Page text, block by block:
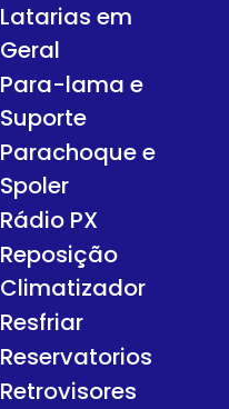
Latarias em
Geral
Para-lama e
Suporte
Parachoque e
Spoler
Rádio PX
Reposição
Climatizador
Resfriar
Reservatorios
Retrovisores